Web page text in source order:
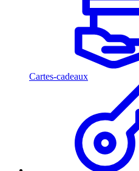
Cartes-cadeaux